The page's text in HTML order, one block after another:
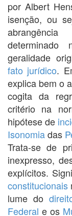
por Albert
isenção, ou
geralidade
fato jurídico.
explica bem o
cogita da
critério na
hipótese de
Isonomiadas
Trata-se de
inexpresso,
explícitos.
constitucionais
lume do
Federal e os